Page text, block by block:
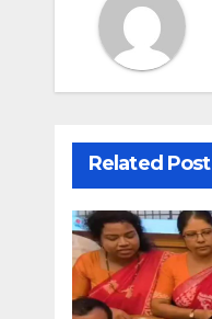
Related Post